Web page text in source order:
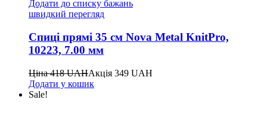
Додати до списку бажань
швидкий перегляд
Спиці прямі 35 см Nova Metal KnitPro,
10223, 7.00 мм
Ціна418UAHАкція 349 UAH
Додати у кошик
Sale!